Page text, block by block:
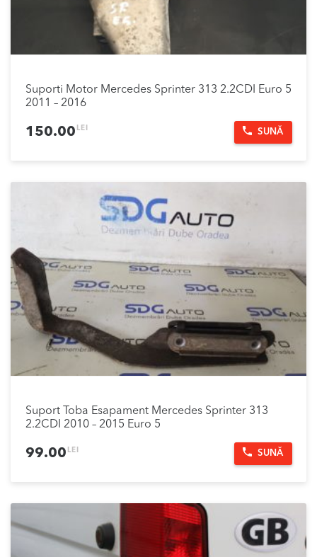
Suporti Motor Mercedes Sprinter 313 2.2CDI Euro 5
2011 – 2016
150.00 LEI SUNĂ
Suport Toba Esapament Mercedes Sprinter 313
2.2CDI 2010 – 2015 Euro 5
99.00 LEI SUNĂ